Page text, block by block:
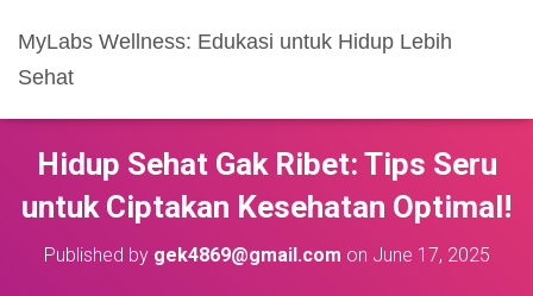
MyLabs Wellness: Edukasi untuk Hidup Lebih
Sehat
Hidup Sehat Gak Ribet: Tips Seru
untuk Ciptakan Kesehatan Optimal!
Published by gek4869@gmail.com on June 17, 2025